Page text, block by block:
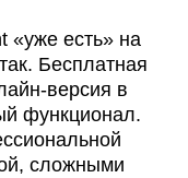
«уже есть» на
Бесплатная
версия в
функционал.
сложными